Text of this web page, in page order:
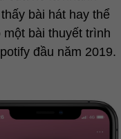
bài hát hay thể
một bài thuyết trình
đầu năm 2019.